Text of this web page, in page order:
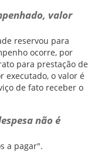
valor
reservou para
ocorre, por
para prestação de
executado, o valor é
de fato receber o
não é
a pagar".